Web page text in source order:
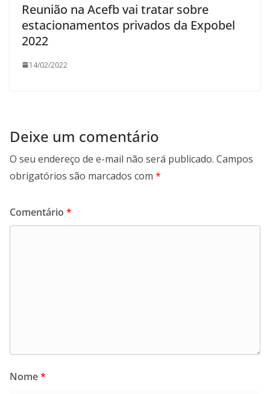
Reunião na Acefb vai tratar sobre
estacionamentos privados da Expobel
2022
14/02/2022
Deixe um comentário
O seu endereço de e-mail não será publicado. Campos
obrigatórios são marcados com *
Comentário *
Nome*